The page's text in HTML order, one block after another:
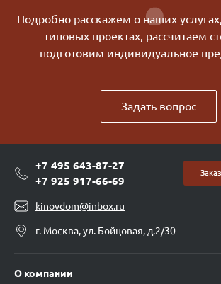
Подробно расскажем о наших
типовых проектах, рассчитаем
подготовим индивидуальное
Задать вопрос
+7 495 643-87-27
+7 925 917-66-69
kinovdom@inbox.ru
г. Москва, ул. Бойцовая, д.2/30
О компании